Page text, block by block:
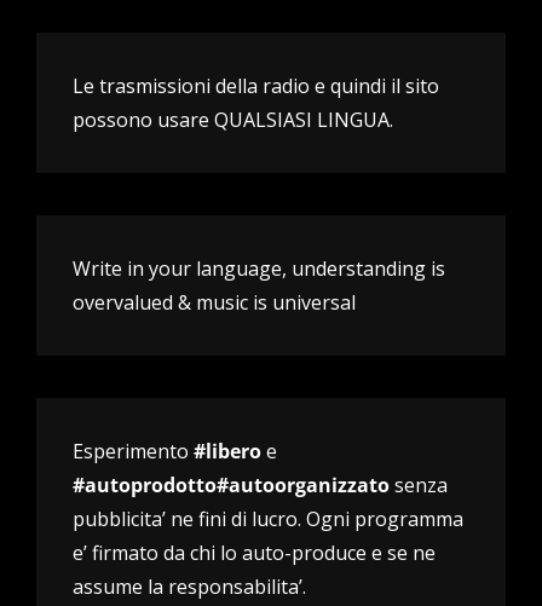
Le trasmissioni della radio e quindi il sito
possono usare QUALSIASI LINGUA.
Write in your language, understanding is
overvalued & music is universal
Esperimento #liberoe
#autoprodotto#autoorganizzatosenza
pubblicita’ ne fini di lucro. Ogni programma
e’ firmato da chi lo auto-produce e se ne
assume la responsabilita’.